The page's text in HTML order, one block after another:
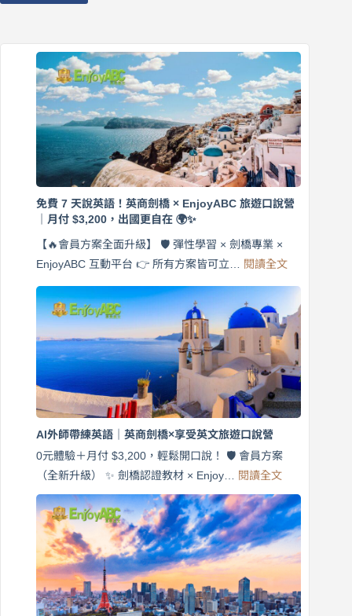
免費 7 天說英語！英商劍橋 × EnjoyABC 旅遊口說營
｜月付 $3,200，出國更自在 🌍✨
【🔥會員方案全面升級】 🛡️ 彈性學習 × 劍橋專業 ×
EnjoyABC 互動平台 👉 所有方案皆可立… 閱讀全文:
天
說
英
語！
英
商
劍
口
說
營
月
$3,200，
出
AI外師帶練英語｜英商劍橋×享受英文旅遊口說營
0元體驗＋月付 $3,200，輕鬆開口說！ 🛡️ 會員方案
（全新升級） ✨ 劍橋認證教材 × Enjoy… 閱讀全文:
外
師
帶
練
英
｜
英